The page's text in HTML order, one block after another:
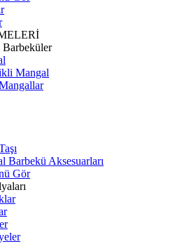
Mangal
Barbekü Aksesuarları
Gör